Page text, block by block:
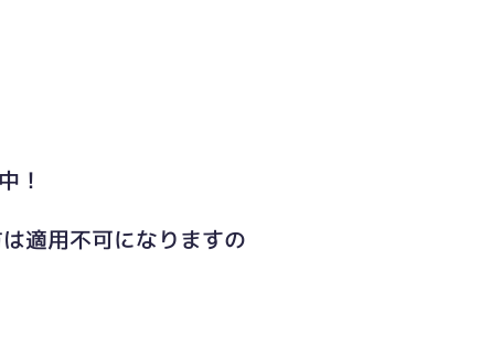
！
適用不可になりますの